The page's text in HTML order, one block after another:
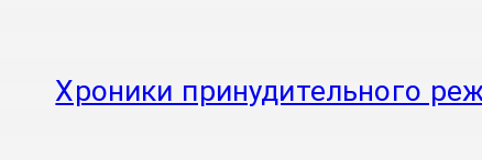
Хроники принудительного